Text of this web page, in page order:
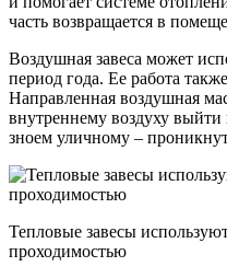
часть возвращается в
Воздушная завеса может
период года. Ее работа
Направленная воздушная
внутреннему воздуху выйти
зноем уличному –
Тепловые завесы
проходимостью